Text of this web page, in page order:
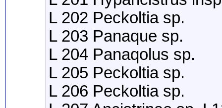
L 202 Peckoltia sp.
L 203 Panaque sp.
L 204 Panaqolus sp.
L 205 Peckoltia sp.
L 206 Peckoltia sp.